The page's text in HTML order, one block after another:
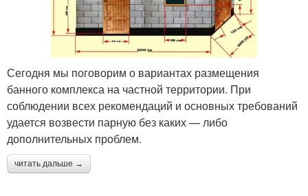
Сегодня мы поговорим о вариантах размещения
банного комплекса на частной территории. При
соблюдении всех рекомендаций и основных требований
удается возвести парную без каких — либо
дополнительных проблем.
читать дальше →